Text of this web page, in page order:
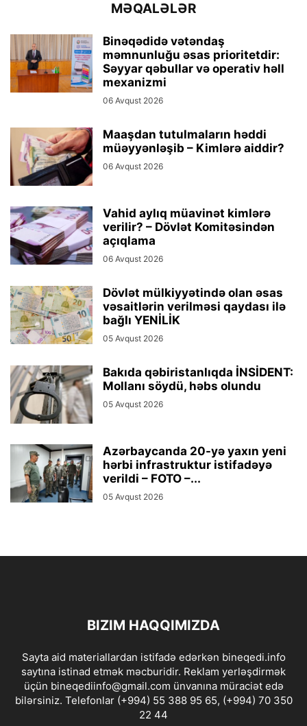
MƏQALƏLƏR
Binəqədidə vətəndaş
məmnunluğu əsas prioritetdir:
Səyyar qəbullar və operativ həll
mexanizmi
06 Avqust 2026
Maaşdan tutulmaların həddi
müəyyənləşib – Kimlərə aiddir?
06 Avqust 2026
Vahid aylıq müavinət kimlərə
verilir? – Dövlət Komitəsindən
açıqlama
06 Avqust 2026
Dövlət mülkiyyətində olan əsas
vəsaitlərin verilməsi qaydası ilə
bağlı YENİLİK
05 Avqust 2026
Bakıda qəbiristanlıqda İNSİDENT:
Mollanı söydü, həbs olundu
05 Avqust 2026
Azərbaycanda 20-yə yaxın yeni
hərbi infrastruktur istifadəyə
verildi – FOTO –...
05 Avqust 2026
BIZIM HAQQIMIZDA
Sayta aid materiallardan istifadə edərkən bineqedi.info
saytına istinad etmək məcburidir. Reklam yerləşdirmək
üçün bineqediinfo@gmail.com ünvanına müraciət edə
bilərsiniz. Telefonlar (+994) 55 388 95 65, (+994) 70 350
22 44